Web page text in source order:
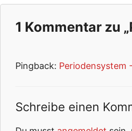
1 Kommentar zu
Pingback: Periodensystem
Schreibe einen